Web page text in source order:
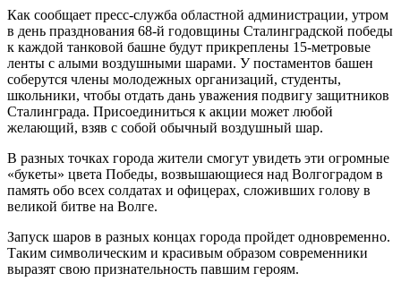
Как сообщает пресс-служба областной администрации, утром
в день празднования 68-й годовщины Сталинградской победы
к каждой танковой башне будут прикреплены 15-метровые
ленты с алыми воздушными шарами. У постаментов башен
соберутся члены молодежных организаций, студенты,
школьники, чтобы отдать дань уважения подвигу защитников
Сталинграда. Присоединиться к акции может любой
желающий, взяв с собой обычный воздушный шар.
В разных точках города жители смогут увидеть эти огромные
«букеты» цвета Победы, возвышающиеся над Волгоградом в
память обо всех солдатах и офицерах, сложивших голову в
великой битве на Волге.
Запуск шаров в разных концах города пройдет одновременно.
Таким символическим и красивым образом современники
выразят свою признательность павшим героям.